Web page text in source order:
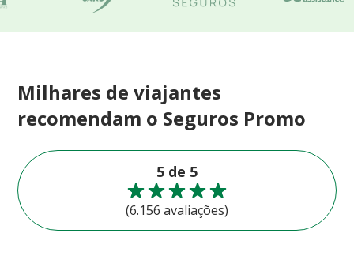
Milhares de viajantes
recomendam o Seguros Promo
5 de 5
(6.156 avaliações)